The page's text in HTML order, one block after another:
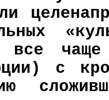
все
с